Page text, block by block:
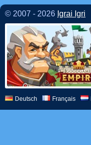
© 2007 - 2026 Igrai Igri
Deutsch Français